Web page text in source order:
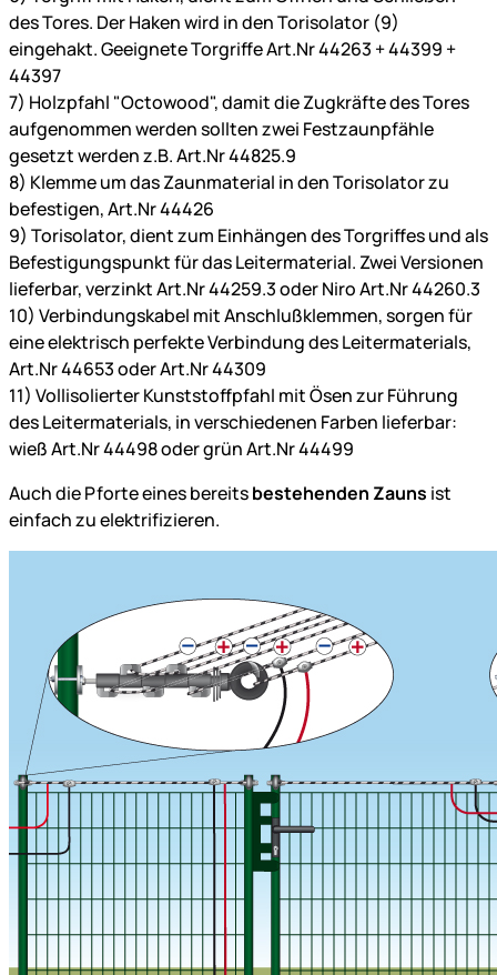
des Tores. Der Haken wird in den Torisolator (9)
eingehakt. Geeignete Torgriffe Art.Nr 44263 + 44399 +
44397
7) Holzpfahl "Octowood", damit die Zugkräfte des Tores
aufgenommen werden sollten zwei Festzaunpfähle
gesetzt werden z.B. Art.Nr 44825.9
8) Klemme um das Zaunmaterial in den Torisolator zu
befestigen, Art.Nr 44426
9) Torisolator, dient zum Einhängen des Torgriffes und als
Befestigungspunkt für das Leitermaterial. Zwei Versionen
lieferbar, verzinkt Art.Nr 44259.3 oder Niro Art.Nr 44260.3
10) Verbindungskabel mit Anschlußklemmen, sorgen für
eine elektrisch perfekte Verbindung des Leitermaterials,
Art.Nr 44653 oder Art.Nr 44309
11) Vollisolierter Kunststoffpfahl mit Ösen zur Führung
des Leitermaterials, in verschiedenen Farben lieferbar:
wieß Art.Nr 44498 oder grün Art.Nr 44499
Auch die Pforte eines bereitsbestehenden Zauns ist
einfach zu elektrifizieren.